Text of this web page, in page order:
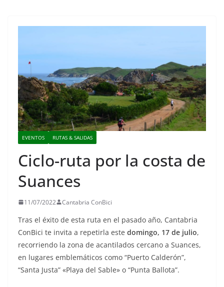
EVENTOS RUTAS & SALIDAS
Ciclo-ruta por la costa de
Suances
11/07/2022 Cantabria ConBici
Tras el éxito de esta ruta en el pasado año, Cantabria
ConBici te invita a repetirla este domingo, 17 de julio,
recorriendo la zona de acantilados cercano a Suances,
en lugares emblemáticos como “Puerto Calderón”,
“Santa Justa” «Playa del Sable» o “Punta Ballota”.